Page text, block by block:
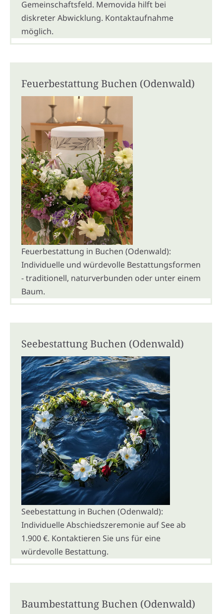
Gemeinschaftsfeld. Memovida hilft bei
diskreter Abwicklung. Kontaktaufnahme
möglich.
Feuerbestattung Buchen (Odenwald)
Feuerbestattung in Buchen (Odenwald):
Individuelle und würdevolle Bestattungsformen
- traditionell, naturverbunden oder unter einem
Baum.
Seebestattung Buchen (Odenwald)
Seebestattung in Buchen (Odenwald):
Individuelle Abschiedszeremonie auf See ab
1.900 €. Kontaktieren Sie uns für eine
würdevolle Bestattung.
Baumbestattung Buchen (Odenwald)